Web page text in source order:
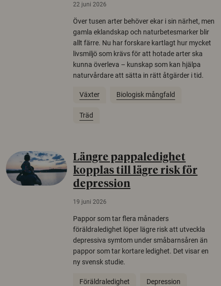
22 juni 2026
Över tusen arter behöver ekar i sin närhet, men
gamla eklandskap och naturbetesmarker blir
allt färre. Nu har forskare kartlagt hur mycket
livsmiljö som krävs för att hotade arter ska
kunna överleva – kunskap som kan hjälpa
naturvårdare att sätta in rätt åtgärder i tid.
Växter Biologisk mångfald
Träd
Längre pappaledighet
kopplas till lägre risk för
depression
19 juni 2026
Pappor som tar flera månaders
föräldraledighet löper lägre risk att utveckla
depressiva symtom under småbarnsåren än
pappor som tar kortare ledighet. Det visar en
ny svensk studie.
Föräldraledighet Depression